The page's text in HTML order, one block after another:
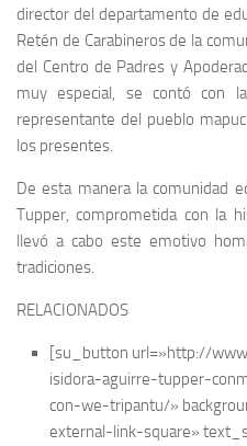
director del departamento de
Retén de Carabineros de la
del Centro de Padres y
muy especial, se contó con
representante del pueblo
los presentes.
De esta manera la comunidad
Tupper, comprometida con la
llevó a cabo este emotivo
tradiciones.
RELACIONADOS
[su_button url=»http://
isidora-aguirre-tupper-
con-we-tripantu/»
external-link-square»